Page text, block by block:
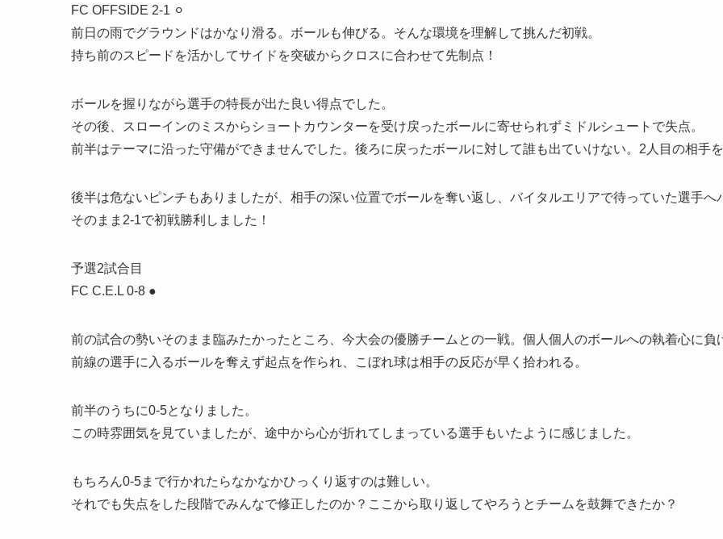
FC OFFSIDE 2-1 ⚪︎
前日の雨でグラウンドはかなり滑る。ボールも伸びる。そんな環境を理解して挑んだ初戦。
持ち前のスピードを活かしてサイドを突破からクロスに合わせて先制点！
ボールを握りながら選手の特長が出た良い得点でした。
その後、スローインのミスからショートカウンターを受け戻ったボールに寄せられずミドルシュートで失点。
前半はテーマに沿った守備ができませんでした。後ろに戻ったボールに対して誰も出ていけない。2人目の相手
後半は危ないピンチもありましたが、相手の深い位置でボールを奪い返し、バイタルエリアで待っていた選手へ
そのまま2-1で初戦勝利しました！
予選2試合目
FC C.E.L 0-8 ●
前の試合の勢いそのまま臨みたかったところ、今大会の優勝チームとの一戦。個人個人のボールへの執着心に負
前線の選手に入るボールを奪えず起点を作られ、こぼれ球は相手の反応が早く拾われる。
前半のうちに0-5となりました。
この時雰囲気を見ていましたが、途中から心が折れてしまっている選手もいたように感じました。
もちろん0-5まで行かれたらなかなかひっくり返すのは難しい。
それでも失点をした段階でみんなで修正したのか？ここから取り返してやろうとチームを鼓舞できたか？